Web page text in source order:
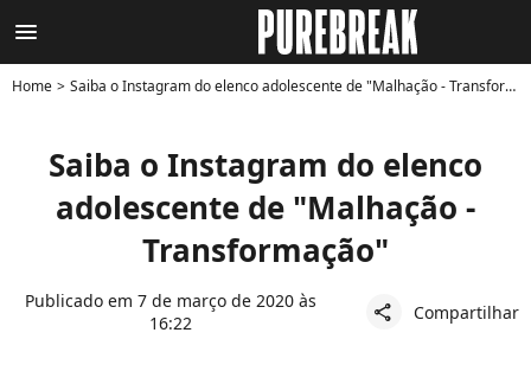
menu
Home Saiba o Instagram do elenco adolescente de "Malhação - Transformação"
Saiba o Instagram do elenco
adolescente de "Malhação -
Transformação"
Publicado em 7 de março de 2020 às
16:22
share Compartilhar